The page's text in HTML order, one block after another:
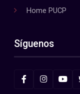
Home PUCP
Síguenos